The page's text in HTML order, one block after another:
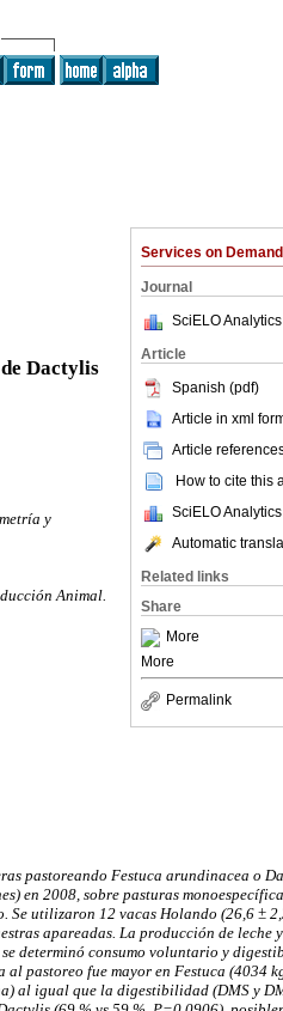
Services on Demand
Journal
SciELO Analytics
Article
Spanish (pdf)
Article in xml
Article
How to cite this
SciELO Analytics
Automatic
Related links
Share
More
More
Permalink
Dactylis
y
Animal.
pastoreando Festuca arundinacea o
en 2008, sobre pasturas
Se utilizaron 12 vacas Holando (26,6 ±
apareadas. La producción de leche
determinó consumo voluntario y
pastoreo fue mayor en Festuca (4034
al igual que la digestibilidad (DMS y